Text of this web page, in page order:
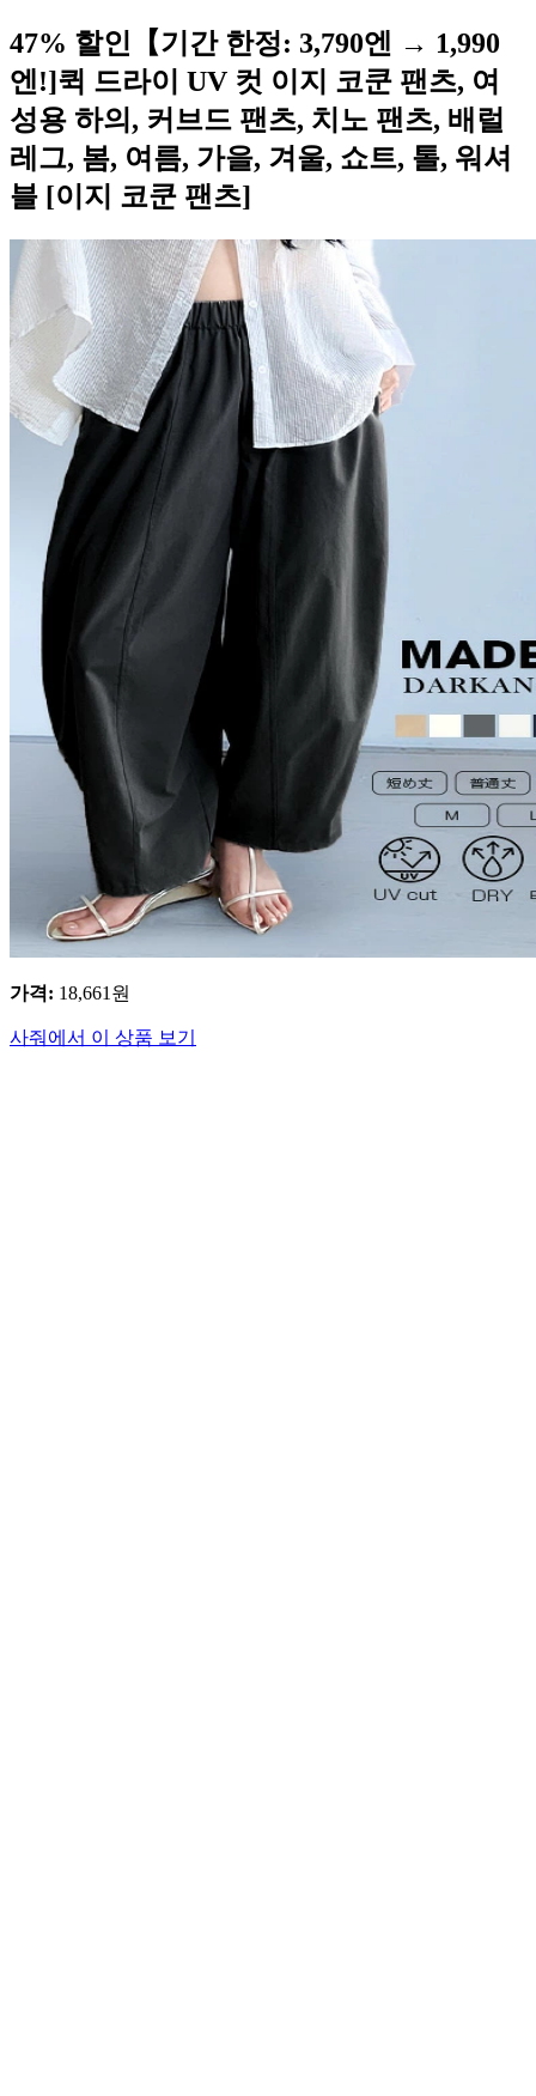
47% 할인【기간 한정: 3,790엔 → 1,990
엔!]퀵 드라이 UV 컷 이지 코쿤 팬츠, 여
성용 하의, 커브드 팬츠, 치노 팬츠, 배럴
레그, 봄, 여름, 가을, 겨울, 쇼트, 톨, 워셔
블 [이지 코쿤 팬츠]
가격: 18,661 원
사줘에서 이 상품 보기